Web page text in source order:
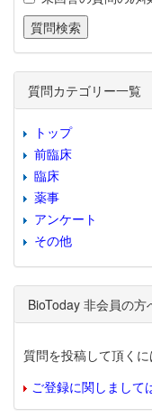
質問カテゴリー一覧
トップ
前臨床
臨床
薬事
アンケート
その他
BioToday 非会員の方
質問を投稿して頂くに
ご登録に関しまして